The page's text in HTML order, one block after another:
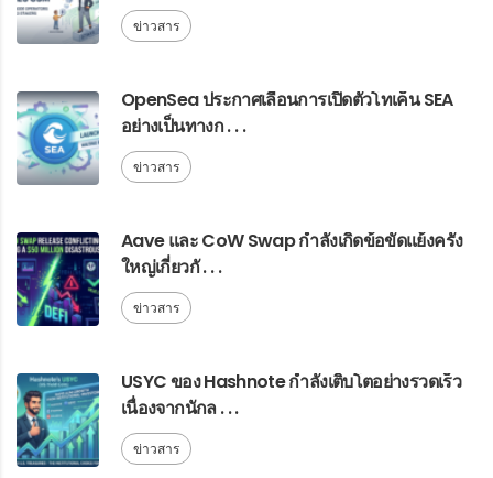
ข่าวสาร
OpenSea ประกาศเลื่อนการเปิดตัวโทเค็น SEA
อย่างเป็นทางก . . .
ข่าวสาร
Aave และ CoW Swap กำลังเกิดข้อขัดแย้งครั้ง
ใหญ่เกี่ยวกั . . .
ข่าวสาร
USYC ของ Hashnote กำลังเติบโตอย่างรวดเร็ว
เนื่องจากนักล . . .
ข่าวสาร